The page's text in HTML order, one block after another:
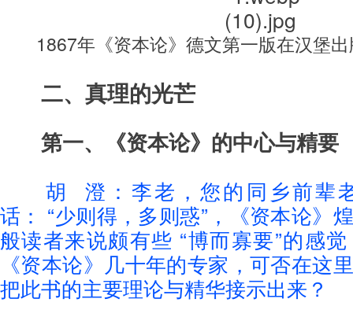
1867年《资本论》德文第一版在汉堡
二、真理的光芒
第一、《资本论》的中心与精要
胡 澄：李老，您的同乡前辈
话： “少则得，多则惑”，《资本论》
般读者来说颇有些 “博而寡要”的感
《资本论》几十年的专家，可否在这
把此书的主要理论与精华接示出来？